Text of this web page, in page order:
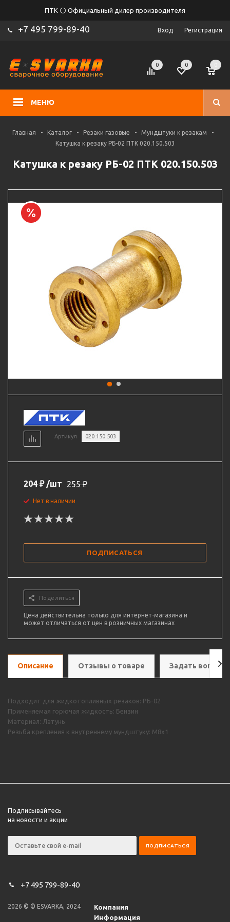
ПТК ⚪ Официальный дилер производителя
+7 495 799-89-40 Вход Регистрация
МЕНЮ
0 0
Главная - Каталог - Резаки газовые - Мундштуки к резакам
-
Катушка к резаку РБ-02 ПТК 020.150.503
Катушка к резаку РБ-02 ПТК 020.150.503
Артикул 020.150.503
204 ₽ /шт 255₽
Нет в наличии
ПОДПИСАТЬСЯ
Поделиться
Цена действительна только для интернет-магазина и
может отличаться от цен в розничных магазинах
Описание Отзывы о товаре Задать вопрос
Подходит для жидкотопливных резаков: РБ-02
Применяемая горючая жидкость: Бензин
Материал: Латунь
Резьба крепления к внутреннему мундштуку: М8х1
Подписывайтесь
на новости и акции
+7 495 799-89-40
2026 © © ESVARKA, 2024
Компания
Информация